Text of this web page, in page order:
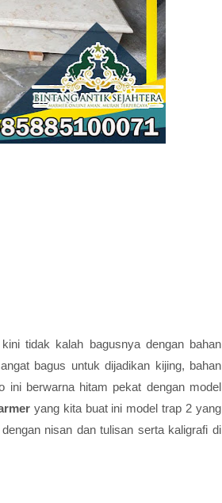
tidak kalah bagusnya dengan bahan
bagus untuk dijadikan kijing, bahan
ini berwarna hitam pekat dengan model
yang kita buat ini model trap 2 yang
nisan dan tulisan serta kaligrafi di